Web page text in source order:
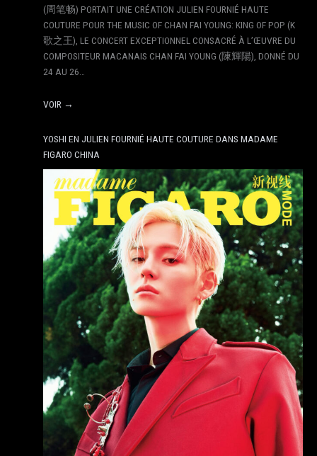
(周笔畅) PORTAIT UNE CRÉATION JULIEN FOURNIÉ HAUTE
COUTURE POUR THE MUSIC OF CHAN FAI YOUNG: KING OF POP (K
歌之王), LE CONCERT EXCEPTIONNEL CONSACRÉ À L’ŒUVRE DU
COMPOSITEUR MACANAIS CHAN FAI YOUNG (陳輝陽), DONNÉ DU
24 AU 26…
VOIR →
YOSHI EN JULIEN FOURNIÉ HAUTE COUTURE DANS MADAME
FIGARO CHINA